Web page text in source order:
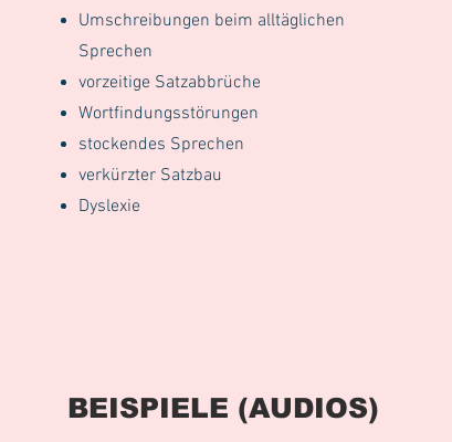
Umschreibungen beim alltäglichen
Sprechen
vorzeitige Satzabbrüche
Wortfindungsstörungen
stockendes Sprechen
verkürzter Satzbau
Dyslexie
BEISPIELE (AUDIOS)